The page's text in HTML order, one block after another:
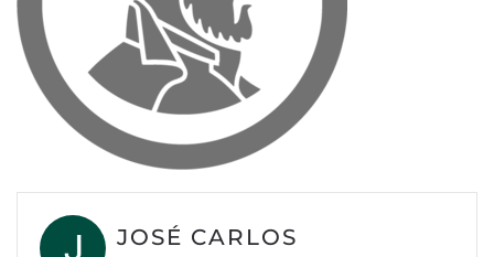
JOSÉ CARLOS